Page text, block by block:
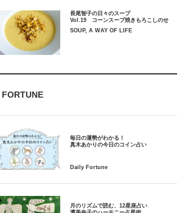
長尾智子の日々のスープ
Vol.19 コーンスープ焼きもろこしのせ
SOUP, A WAY OF LIFE
FORTUNE
毎日の運勢がわかる！
月のリズムで読む、12星座占い